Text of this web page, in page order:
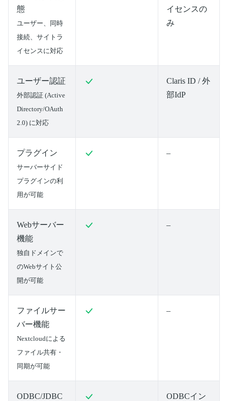
態
ユーザー、同時
接続、サイトラ
イセンスに対応
イセンスの
み
ユーザー認証
外部認証 (Active
Directory/OAuth
2.0) に対応
Claris ID / 外
部IdP
プラグイン
サーバーサイド
プラグインの利
用が可能
–
Webサーバー
機能
独自ドメインで
のWebサイト公
開が可能
–
ファイルサー
バー機能
Nextcloudによる
ファイル共有・
同期が可能
–
ODBC/JDBC
ODBCイン